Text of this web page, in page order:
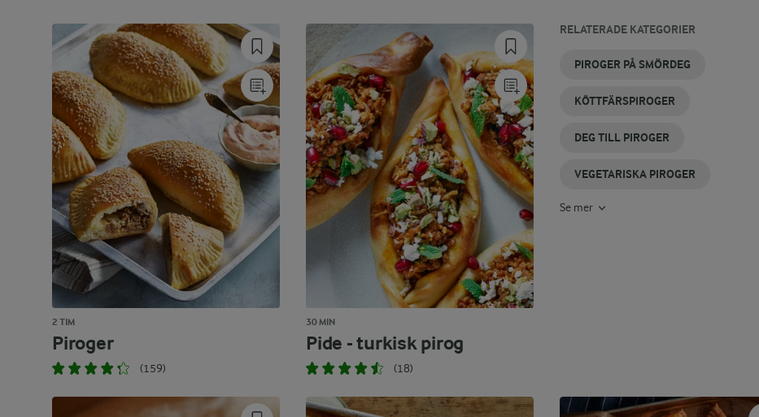
2 TIM
Piroger
(159)
30 MIN
Pide - turkisk pirog
(18)
RELATERADE KATEGORIER
PIROGER PÅ SMÖRDEG
KÖTTFÄRSPIROGER
DEG TILL PIROGER
VEGETARISKA PIROGER
PIROGER
UTAN
JÄST
KÖTTPIROGER
OSTPIROGER
SNABBA
PIROGER
PIROGER
AV
PIZZADEG
PIROGER
I UGN
Se mer